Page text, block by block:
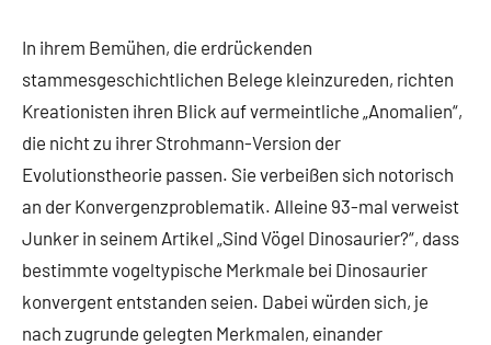
In ihrem Bemühen, die erdrückenden
stammesgeschichtlichen Belege kleinzureden, richten
Kreationisten ihren Blick auf vermeintliche „Anomalien“,
die nicht zu ihrer Strohmann-Version der
Evolutionstheorie passen. Sie verbeißen sich notorisch
an der Konvergenzproblematik. Alleine 93-mal verweist
Junker in seinem Artikel „Sind Vögel Dinosaurier?“, dass
bestimmte vogeltypische Merkmale bei Dinosaurier
konvergent entstanden seien. Dabei würden sich, je
nach zugrunde gelegten Merkmalen, einander